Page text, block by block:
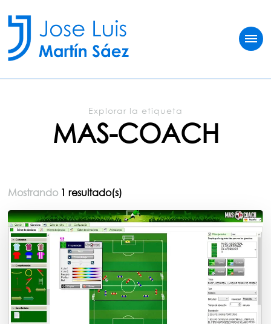
Jose Luis Martín
Explorar la etiqueta
MAS-COACH
Mostrando 1 resultado(s)